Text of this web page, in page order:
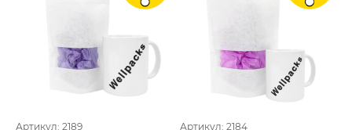
Артикул: 2189 Артикул: 2184